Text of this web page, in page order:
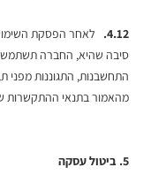
4.12.
לאחר הפסקת
סיבה שהיא, החברה תשתמש
התחשבנות, התגוננות מפני
מהאמור בתנאי ההתקשרות
5. ביטול עסקה